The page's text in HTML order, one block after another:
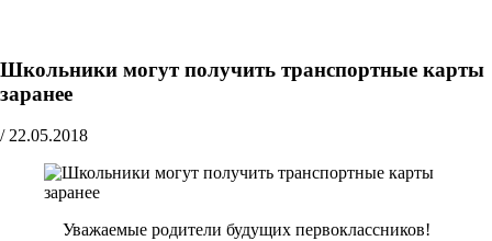
Школьники могут получить транспортные карты
заранее
/ 22.05.2018
Уважаемые родители будущих первоклассников!